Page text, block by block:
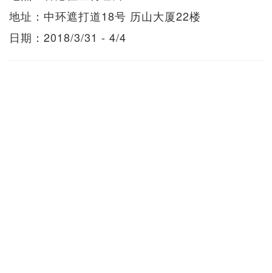
地址：中环遮打道18号 历山大厦22楼
日期：2018/3/31 - 4/4